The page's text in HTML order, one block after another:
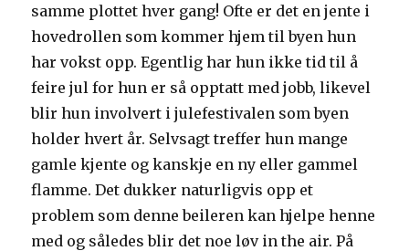
samme plottet hver gang! Ofte er det en jente i
hovedrollen som kommer hjem til byen hun
har vokst opp. Egentlig har hun ikke tid til å
feire jul for hun er så opptatt med jobb, likevel
blir hun involvert i julefestivalen som byen
holder hvert år. Selvsagt treffer hun mange
gamle kjente og kanskje en ny eller gammel
flamme. Det dukker naturligvis opp et
problem som denne beileren kan hjelpe henne
med og således blir det noe løv in the air. På